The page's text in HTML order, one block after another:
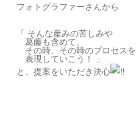
フォトグラファーさんから
「 そんな産みの苦しみや
葛藤も含めて、
その時、その時のプロセスを
表現していこう！ 」
と、提案をいただき決心